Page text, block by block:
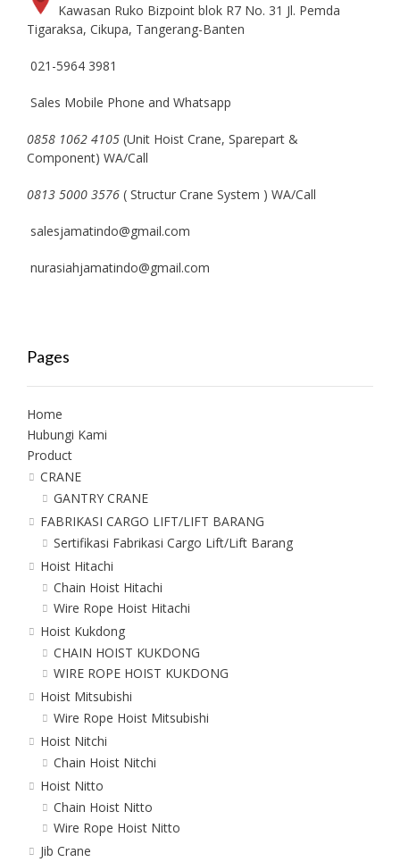
Kawasan Ruko Bizpoint blok R7 No. 31 Jl. Pemda
Tigaraksa, Cikupa, Tangerang-Banten
021-5964 3981
Sales Mobile Phone and Whatsapp
0858 1062 4105 (Unit Hoist Crane, Sparepart &
Component) WA/Call
0813 5000 3576 ( Structur Crane System ) WA/Call
salesjamatindo@gmail.com
nurasiahjamatindo@gmail.com
Pages
Home
Hubungi Kami
Product
CRANE
GANTRY CRANE
FABRIKASI CARGO LIFT/LIFT BARANG
Sertifikasi Fabrikasi Cargo Lift/Lift Barang
Hoist Hitachi
Chain Hoist Hitachi
Wire Rope Hoist Hitachi
Hoist Kukdong
CHAIN HOIST KUKDONG
WIRE ROPE HOIST KUKDONG
Hoist Mitsubishi
Wire Rope Hoist Mitsubishi
Hoist Nitchi
Chain Hoist Nitchi
Hoist Nitto
Chain Hoist Nitto
Wire Rope Hoist Nitto
Jib Crane